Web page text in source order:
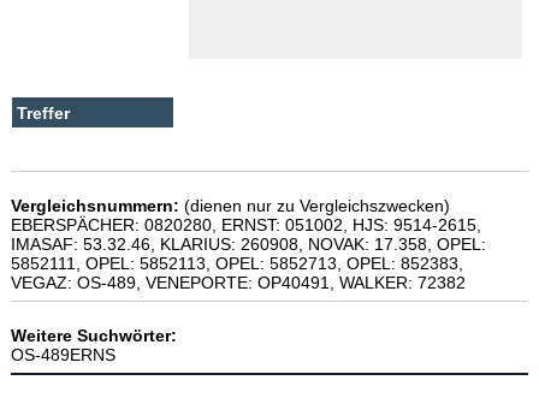
Vergleichsnummern: (dienen nur zu Vergleichszwecken)
EBERSPÄCHER: 0820280, ERNST: 051002, HJS: 9514-2615,
IMASAF: 53.32.46, KLARIUS: 260908, NOVAK: 17.358, OPEL:
5852111, OPEL: 5852113, OPEL: 5852713, OPEL: 852383,
VEGAZ: OS-489, VENEPORTE: OP40491, WALKER: 72382
Weitere Suchwörter:
OS-489ERNS